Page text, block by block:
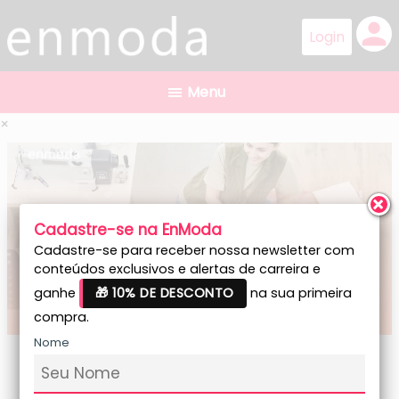
person
×
Planejamento e
Cadastre-se na EnModa
Cadastre-se para receber nossa newsletter com
conteúdos exclusivos e alertas de carreira e
ganhe
🎁 10% DE DESCONTO
na sua primeira
compra.
Nome